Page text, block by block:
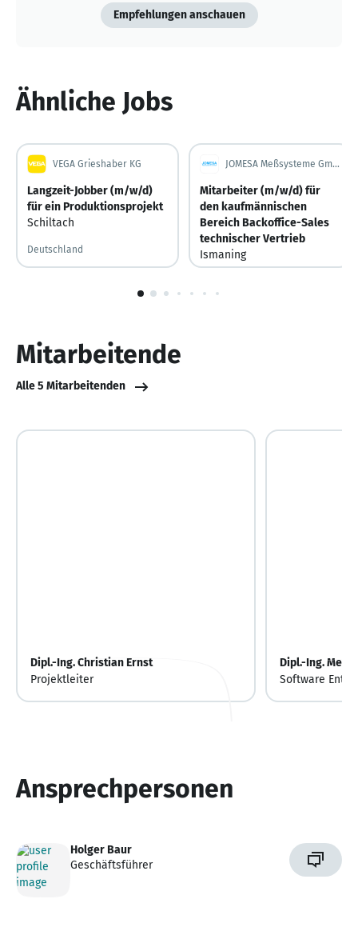
Empfehlungen anschauen
Ähnliche Jobs
VEGA Grieshaber KG
Langzeit-Jobber (m/w/d)
für ein Produktionsprojekt
Schiltach
Deutschland
JOMESA Meßsysteme GmbH
Mitarbeiter (m/w/d) für
den kaufmännischen
Bereich Backoffice-Sales
technischer Vertrieb
Ismaning
Vor 7 Tagen
Vor 7 Tagen veröffentlicht
1
Mitarbeitende
Alle 5 Mitarbeitenden
Dipl.-Ing. Christian Ernst
Projektleiter
Dipl.-Ing.
Software
Ansprechpersonen
Holger Baur
Geschäftsführer